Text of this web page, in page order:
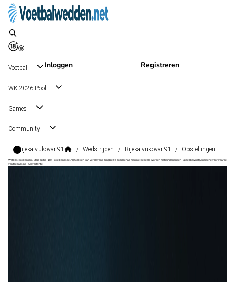
Inloggen Registreren
Voetbal
WK 2026 Pool
Games
Community
Rijeka vukovar 91 / Wedstrijden / Rijeka vukovar 91 / Opstellingen
Wat kost gokken jou? Stop op tijd | 18+ | loketkansspel.nl | Gokken kan verslavend zijn | Deze boodschap mag niet gedeeld worden met minderjarigen | Speel bewust | Algemene
van toepassing | #Advertentie